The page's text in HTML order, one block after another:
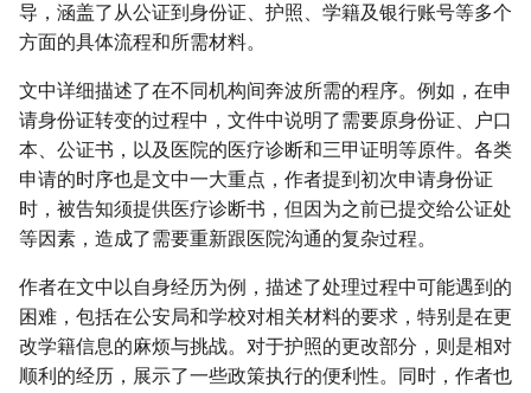
导，涵盖了从公证到身份证、护照、学籍及银行账号等多个
方面的具体流程和所需材料。
文中详细描述了在不同机构间奔波所需的程序。例如，在申
请身份证转变的过程中，文件中说明了需要原身份证、户口
本、公证书，以及医院的医疗诊断和三甲证明等原件。各类
申请的时序也是文中一大重点，作者提到初次申请身份证
时，被告知须提供医疗诊断书，但因为之前已提交给公证处
等因素，造成了需要重新跟医院沟通的复杂过程。
作者在文中以自身经历为例，描述了处理过程中可能遇到的
困难，包括在公安局和学校对相关材料的要求，特别是在更
改学籍信息的麻烦与挑战。对于护照的更改部分，则是相对
顺利的经历，展示了一些政策执行的便利性。同时，作者也